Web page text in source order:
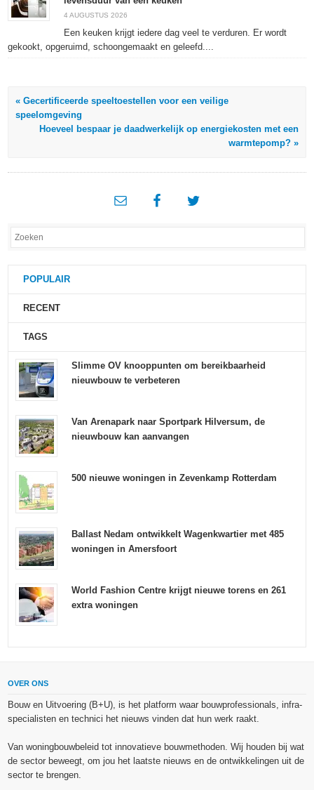
4 AUGUSTUS 2026
Een keuken krijgt iedere dag veel te verduren. Er wordt
gekookt, opgeruimd, schoongemaakt en geleefd....
« Gecertificeerde speeltoestellen voor een veilige
speelomgeving
Hoeveel bespaar je daadwerkelijk op energiekosten met een
warmtepomp? »
POPULAIR
RECENT
TAGS
Slimme OV knooppunten om bereikbaarheid
nieuwbouw te verbeteren
Van Arenapark naar Sportpark Hilversum, de
nieuwbouw kan aanvangen
500 nieuwe woningen in Zevenkamp Rotterdam
Ballast Nedam ontwikkelt Wagenkwartier met 485
woningen in Amersfoort
World Fashion Centre krijgt nieuwe torens en 261
extra woningen
OVER ONS
Bouw en Uitvoering (B+U), is het platform waar bouwprofessionals, infra-
specialisten en technici het nieuws vinden dat hun werk raakt.
Van woningbouwbeleid tot innovatieve bouwmethoden. Wij houden bij wat
de sector beweegt, om jou het laatste nieuws en de ontwikkelingen uit de
sector te brengen.